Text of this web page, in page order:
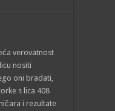
verovatnost
nositi
oni bradati,
s lica 408
i rezultate